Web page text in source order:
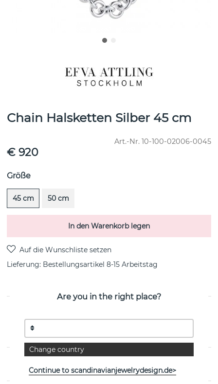
Chain Halsketten Silber 45 cm
Art.-Nr. 10-100-02006-0045
€ 920
Größe
45 cm 50 cm
In den Warenkorb legen
Lieferung: Bestellungsartikel 8-15 Arbeitstag
Chain Halsketten Silber von der schwedischen Marke
Efva Attling
Are you in the right place?
Change country
Continue to scandinavianjewelrydesign.de>